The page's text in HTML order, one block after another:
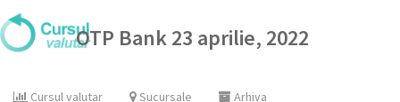
OTP Bank 23 aprilie, 2022
Cursul valutar Sucursale Arhiva